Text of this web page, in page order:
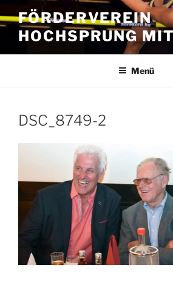
Inhalt
springen
FÖRDERVEREIN
HOCHSPRUNG
Menü
DSC_8749-2